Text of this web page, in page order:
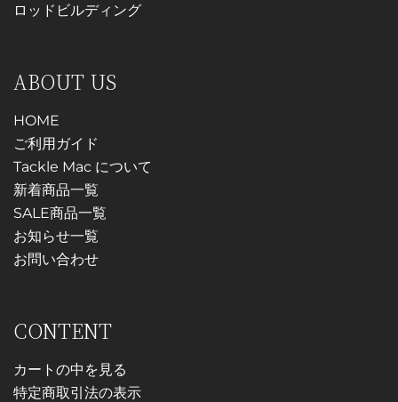
ロッドビルディング
ABOUT US
HOME
ご利用ガイド
Tackle Mac について
新着商品一覧
SALE商品一覧
お知らせ一覧
お問い合わせ
CONTENT
カートの中を見る
特定商取引法の表示